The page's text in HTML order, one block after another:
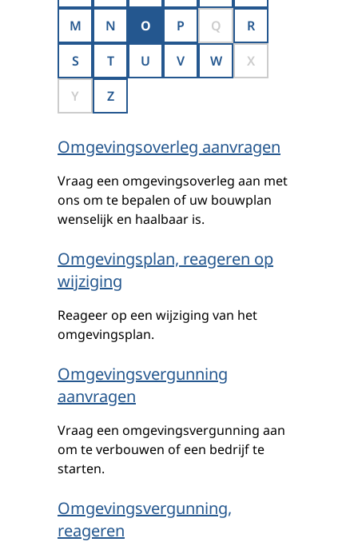
M
N O P Q
R
S
T U V W
X
Y
Z
Omgevingsoverleg aanvragen
Vraag een omgevingsoverleg aan met
ons om te bepalen of uw bouwplan
wenselijk en haalbaar is.
Omgevingsplan, reageren op
wijziging
Reageer op een wijziging van het
omgevingsplan.
Omgevingsvergunning
aanvragen
Vraag een omgevingsvergunning aan
om te verbouwen of een bedrijf te
starten.
Omgevingsvergunning,
reageren